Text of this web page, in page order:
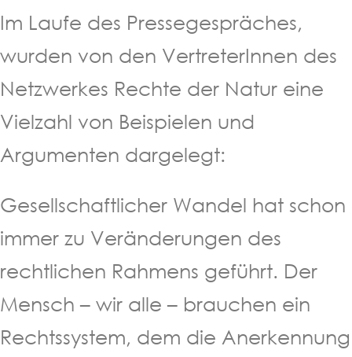
Im Laufe des Pressegespräches,
wurden von den VertreterInnen des
Netzwerkes Rechte der Natur eine
Vielzahl von Beispielen und
Argumenten dargelegt:
Gesellschaftlicher Wandel hat schon
immer zu Veränderungen des
rechtlichen Rahmens geführt. Der
Mensch – wir alle – brauchen ein
Rechtssystem, dem die Anerkennung